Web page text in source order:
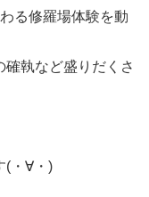
る修羅場体験を動
執など盛りだくさ
(・∀・)